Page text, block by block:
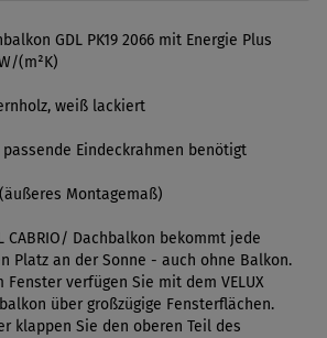
GDL PK19 2066 mit Energie Plus
(m²K)
weiß lackiert
Eindeckrahmen benötigt
Montagemaß)
CABRIO/ Dachbalkon bekommt jede
Platz an der Sonne - auch ohne Balkon.
Fenster verfügen Sie mit dem VELUX
über großzügige Fensterflächen.
klappen Sie den oberen Teil des